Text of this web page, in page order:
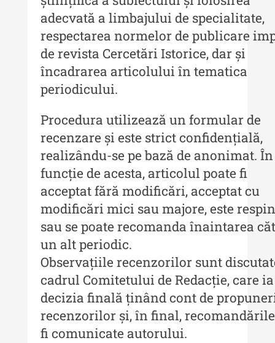
adecvată a limbajului de specialitate,
respectarea normelor de publicare
de revista Cercetări Istorice, dar și
încadrarea articolului în tematica
periodicului.
Procedura utilizează un formular de
recenzare și este strict confidențială,
realizându-se pe bază de anonimat. În
funcție de acesta, articolul poate fi
acceptat fără modificări, acceptat cu
modificări mici sau majore, este
sau se poate recomanda înaintarea
un alt periodic.
Observațiile recenzorilor sunt
cadrul Comitetului de Redacție, care ia
decizia finală ținând cont de
recenzorilor și, în final,
fi comunicate autorului.